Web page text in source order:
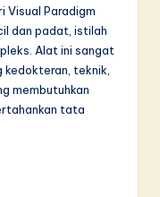
Visual Paradigm
dan padat, istilah
Alat ini sangat
teknik,
membutuhkan
tata